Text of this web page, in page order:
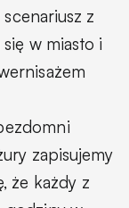
z
w miasto i
zapisujemy
że każdy z